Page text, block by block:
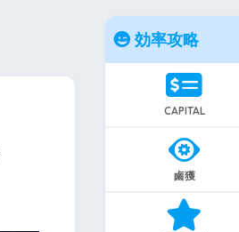
効率攻略
CAPITAL
鹵獲